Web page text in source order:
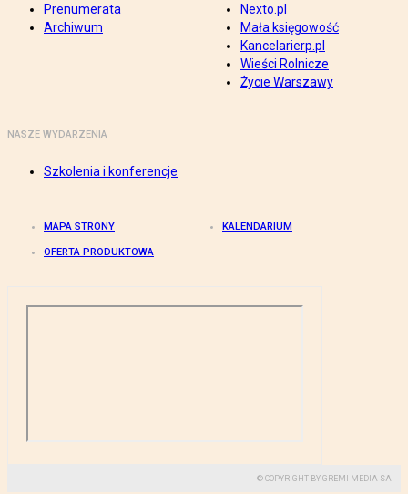
Prenumerata
Archiwum
Nexto.pl
Mała księgowość
Kancelarierp.pl
Wieści Rolnicze
Życie Warszawy
NASZE WYDARZENIA
Szkolenia i konferencje
MAPA STRONY KALENDARIUM
OFERTA PRODUKTOWA
© COPYRIGHT BY GREMI MEDIA SA